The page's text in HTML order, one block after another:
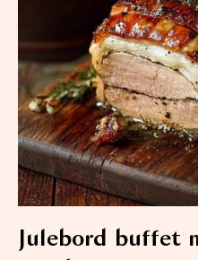
Julebord buffet